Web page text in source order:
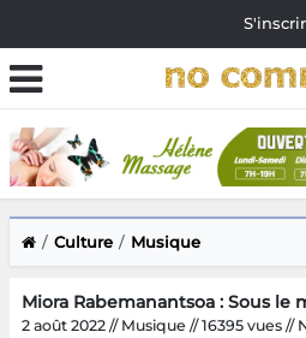
Culture Musique
Miora Rabemanantsoa : Sous
2 août 2022 // Musique // 16395 vues //